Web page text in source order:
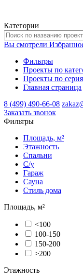
Категории
Вы смотрели
Фильтры
Проекты по
Проекты по
Главная страница
8 (499) 490-66-08
3аказать звонок
Фильтры
Площадь, м²
Этажность
Спальни
С/у
Гараж
Сауна
Стиль дома
Площадь, м²
<100
100-150
150-200
>200
Этажность